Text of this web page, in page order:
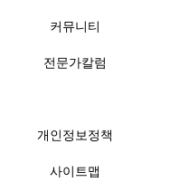
커뮤니티
전문가칼럼
개인정보정책
사이트맵